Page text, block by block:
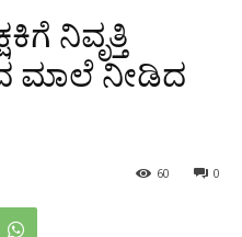
ನಿವೃತ್ತಿ
ಮಾಲೆ ನೀಡಿದ
0
60